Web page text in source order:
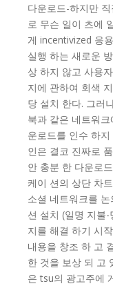
다운로드-하지만
로 무슨 일이 츠에
게 incentivized 응
실행 하는 새로운
상 하지 않고 사용
지에 관하여 회색
당 설치 한다. 그러
북과 같은 네트워
운로드를 인수 하
인은 결코 진짜로
안 충분 한 다운로
케이 션의 상단 차
소셜 네트워크를
션 설치 (일명 지불
지를 해결 하기 시
내용을 창조 하 고
한 것을 보상 되 고
은 tsu의 광고주에